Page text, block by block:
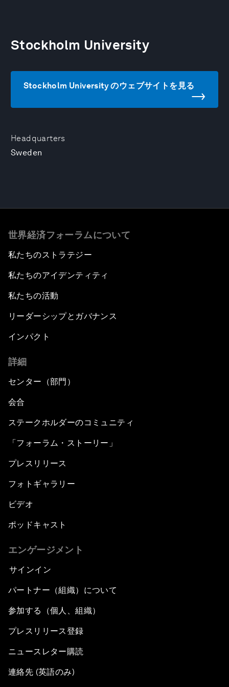
Headquarters
Sweden
Stockholm University
Stockholm University のウェブサイトを見る
世界経済フォーラムについて
私たちのストラテジー
私たちのアイデンティティ
私たちの活動
リーダーシップとガバナンス
インパクト
詳細
センター（部門）
会合
ステークホルダーのコミュニティ
「フォーラム・ストーリー」
プレスリリース
フォトギャラリー
ビデオ
ポッドキャスト
エンゲージメント
サインイン
パートナー（組織）について
参加する（個人、組織）
プレスリリース登録
ニュースレター購読
連絡先 (英語のみ)